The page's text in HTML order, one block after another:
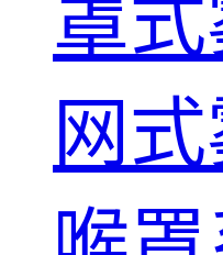
罩
网